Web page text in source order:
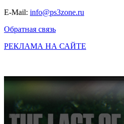
E-Mail: info@ps3zone.ru
Обратная связь
РЕКЛАМА НА САЙТЕ